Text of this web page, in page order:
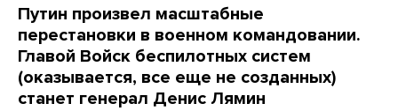
Путин произвел масштабные
перестановки в военном командовании.
Главой Войск беспилотных систем
(оказывается, все еще не созданных)
станет генерал Денис Лямин